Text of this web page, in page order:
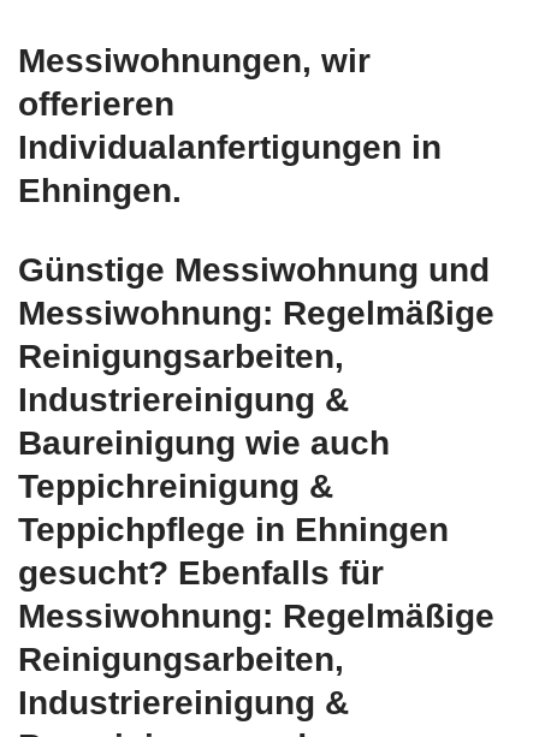
Messiwohnungen, wir
offerieren
Individualanfertigungen in
Ehningen.
Günstige Messiwohnung und
Messiwohnung: Regelmäßige
Reinigungsarbeiten,
Industriereinigung &
Baureinigung wie auch
Teppichreinigung &
Teppichpflege in Ehningen
gesucht? Ebenfalls für
Messiwohnung: Regelmäßige
Reinigungsarbeiten,
Industriereinigung &